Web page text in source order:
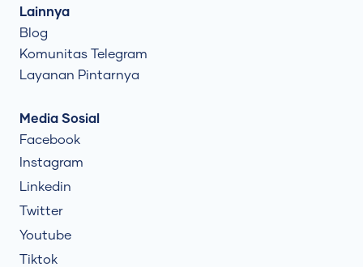
Lainnya
Blog
Komunitas Telegram
Layanan Pintarnya
Media Sosial
Facebook
Instagram
Linkedin
Twitter
Youtube
Tiktok